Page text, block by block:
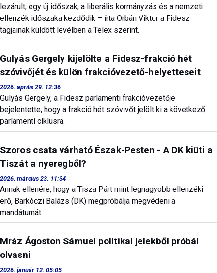
lezárult, egy új időszak, a liberális kormányzás és a nemzeti
ellenzék időszaka kezdődik – írta Orbán Viktor a Fidesz
tagjainak küldött levélben a Telex szerint.
Gulyás Gergely kijelölte a Fidesz-frakció hét
szóvivőjét és külön frakcióvezető-helyetteseit
2026. április 29. 12:36
Gulyás Gergely, a Fidesz parlamenti frakcióvezetője
bejelentette, hogy a frakció hét szóvivőt jelölt ki a következő
parlamenti ciklusra.
Szoros csata várható Észak-Pesten - A DK kiüti a
Tiszát a nyeregből?
2026. március 23. 11:34
Annak ellenére, hogy a Tisza Párt mint legnagyobb ellenzéki
erő, Barkóczi Balázs (DK) megpróbálja megvédeni a
mandátumát.
Mráz Ágoston Sámuel politikai jelekből próbál
olvasni
2026. január 12. 05:05